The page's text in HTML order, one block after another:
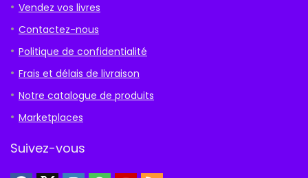
Vendez vos livres
Contactez-nous
Politique de confidentialité
Frais et délais de livraison
Notre catalogue de produits
Marketplaces
Suivez-vous